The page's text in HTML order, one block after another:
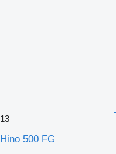
13
Hino 500 FG